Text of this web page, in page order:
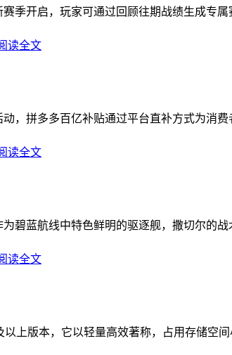
季开启，玩家可通过回顾往期战绩生成专
读全文
，拼多多百亿补贴通过平台直补方式为消
读全文
碧蓝航线中特色鲜明的驱逐舰，撒切尔的
读全文
上版本，它以轻量高效著称，占用存储空